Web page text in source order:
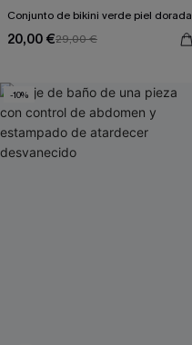
Conjunto de bikini verde piel dorada
20,00 €29,00 €
-10%